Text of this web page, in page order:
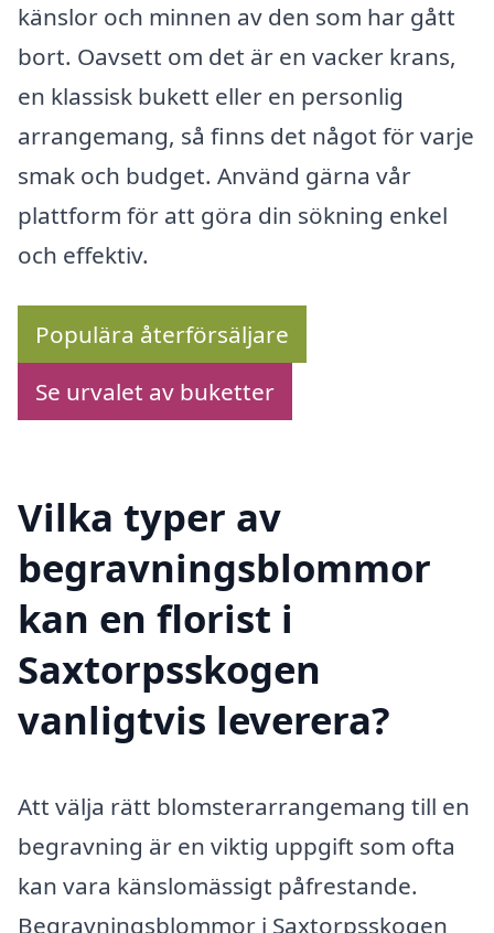
känslor och minnen av den som har gått
bort. Oavsett om det är en vacker krans,
en klassisk bukett eller en personlig
arrangemang, så finns det något för varje
smak och budget. Använd gärna vår
plattform för att göra din sökning enkel
och effektiv.
Populära återförsäljare
Se urvalet av buketter
Vilka typer av
begravningsblommor
kan en florist i
Saxtorpsskogen
vanligtvis leverera?
Att välja rätt blomsterarrangemang till en
begravning är en viktig uppgift som ofta
kan vara känslomässigt påfrestande.
Begravningsblommor i Saxtorpsskogen